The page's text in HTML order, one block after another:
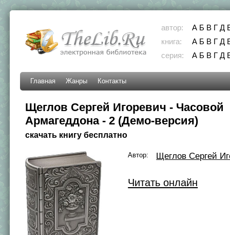
автор: А Б В Г Д
книга:
А Б В Г Д
серия:
А Б В Г Д
Главная Жанры Контакты
Щеглов Сергей Игоревич - Часовой
Армагеддона - 2 (Демо-версия)
скачать книгу бесплатно
Автор: Щеглов Сергей
Читать онлайн